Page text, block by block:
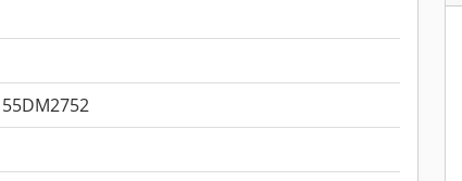
55DM2752